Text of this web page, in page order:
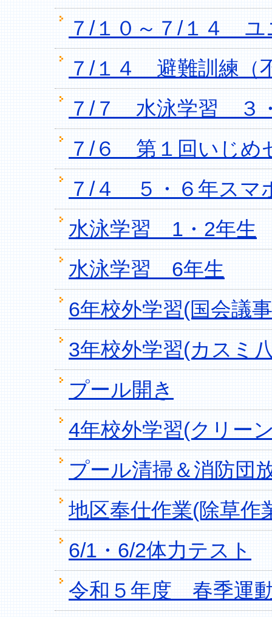
７/１０～７/１４ ユ
７/１４ 避難訓練（
７/７ 水泳学習 ３
７/６ 第１回いじめ
７/４ ５・６年スマ
水泳学習 1・2年生
水泳学習 6年生
6年校外学習(国会議
3年校外学習(カスミ
プール開き
4年校外学習(クリー
プール清掃＆消防団
地区奉仕作業(除草作
6/1・6/2体力テスト
令和５年度 春季運